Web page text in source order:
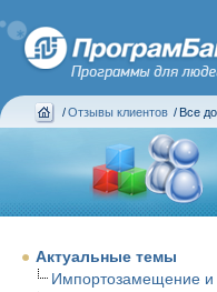
/ Отзывы клиентов / Все
Актуальные темы
Импортозамещение